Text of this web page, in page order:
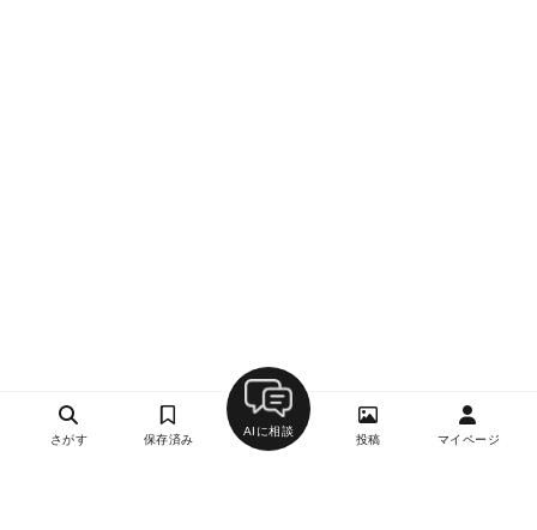
さがす 保存済み
AIに相談
投稿 マイページ